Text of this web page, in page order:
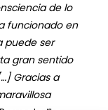
de lo
funcionado en
puede ser
gran sentido
Gracias a